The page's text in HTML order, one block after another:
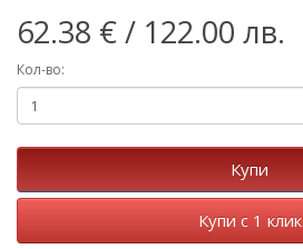
62.38 €/ 122.00 лв.
Кол-во:
Купи
Купи с 1 клик